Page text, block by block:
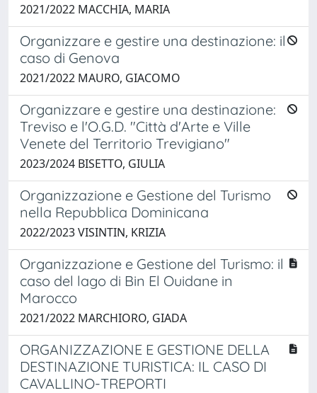
2021/2022 MACCHIA, MARIA
Organizzare e gestire una destinazione: il
caso di Genova
2021/2022 MAURO, GIACOMO
Organizzare e gestire una destinazione:
Treviso e l'O.G.D. "Città d'Arte e Ville
Venete del Territorio Trevigiano"
2023/2024 BISETTO, GIULIA
Organizzazione e Gestione del Turismo
nella Repubblica Dominicana
2022/2023 VISINTIN, KRIZIA
Organizzazione e Gestione del Turismo: il
caso del lago di Bin El Ouidane in
Marocco
2021/2022 MARCHIORO, GIADA
ORGANIZZAZIONE E GESTIONE DELLA
DESTINAZIONE TURISTICA: IL CASO DI
CAVALLINO-TREPORTI